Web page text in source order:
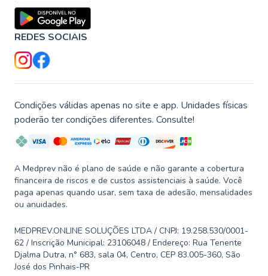
REDES SOCIAIS
Condições válidas apenas no site e app. Unidades físicas
poderão ter condições diferentes. Consulte!
A Medprev não é plano de saúde e não garante a cobertura
financeira de riscos e de custos assistenciais à saúde. Você
paga apenas quando usar, sem taxa de adesão, mensalidades
ou anuidades.
MEDPREV.ONLINE SOLUÇÕES LTDA / CNPJ: 19.258.530/0001-
62 / Inscrição Municipal: 23106048 / Endereço: Rua Tenente
Djalma Dutra, n° 683, sala 04, Centro, CEP 83.005-360, São
José dos Pinhais-PR